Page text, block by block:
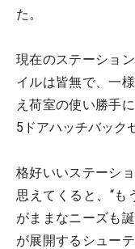
た。
現在のステーショ
イルは皆無で、一
え荷室の使い勝手
5ドアハッチバック
格好いいステーシ
思えてくると、“も
がままなニーズも
が展開するシュー